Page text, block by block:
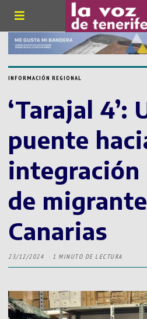
INFORMACIÓN REGIONAL
‘Tarajal 4’:
puente
integración
de
Canarias
23/12/2024 1 MINUTO DE LECTURA